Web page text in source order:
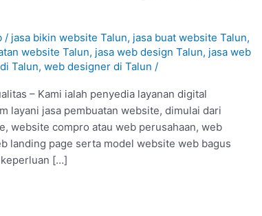
/ jasa bikin website Talun, jasa buat website Talun,
website Talun, jasa web design Talun, jasa web
Talun,web designer di Talun /
– Kami ialah penyedia layanan digital
layani jasa pembuatan website, dimulai dari
website compro atau web perusahaan, web
landing page serta model website web bagus
keperluan […]